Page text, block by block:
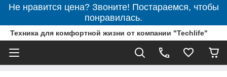
Не нравится цена? Звоните! Постараемся, чтобы
понравилась.
Техника для комфортной жизни от компании "Techlife"